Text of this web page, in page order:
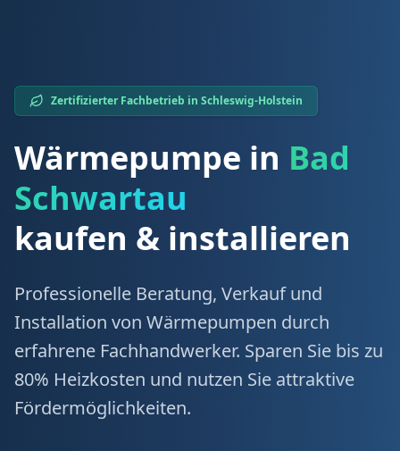
Zertifizierter Fachbetrieb in Schleswig-Holstein
Wärmepumpe in Bad
Schwartau
kaufen & installieren
Professionelle Beratung, Verkauf und
Installation von Wärmepumpen durch
erfahrene Fachhandwerker. Sparen Sie bis zu
80% Heizkosten und nutzen Sie attraktive
Fördermöglichkeiten.